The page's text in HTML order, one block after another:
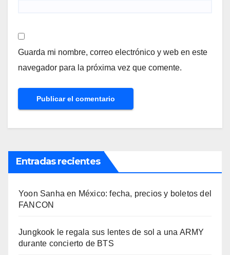
Guarda mi nombre, correo electrónico y web en este
navegador para la próxima vez que comente.
Entradas recientes
Yoon Sanha en México: fecha, precios y boletos del
FANCON
Jungkook le regala sus lentes de sol a una ARMY
durante concierto de BTS